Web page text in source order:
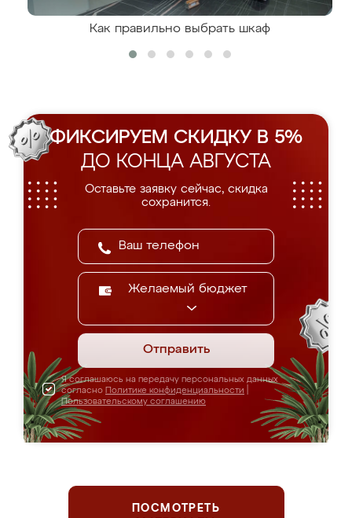
Как правильно выбрать шкаф
ФИКСИРУЕМ СКИДКУ В 5%
ДО КОНЦА АВГУСТА
Оставьте заявку сейчас, скидка
сохранится.
Желаемый бюджет
Отправить
Я соглашаюсь на передачу персональных данных
согласно Политике конфиденциальности
Пользовательскому соглашению
ПОСМОТРЕТЬ